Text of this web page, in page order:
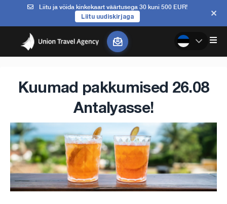
Liitu ja võida kinkekaart väärtusega 30 kuni 500 EUR!
Liitu uudiskirjaga
Kuumad pakkumised 26.08
Antalyasse!